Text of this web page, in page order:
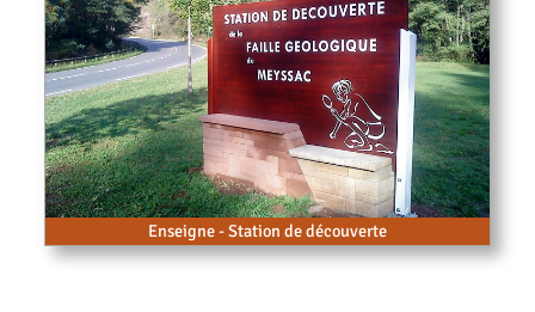
Enseigne - Station de découverte